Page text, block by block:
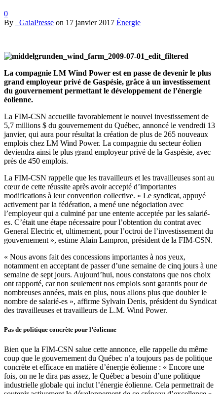
0
By
_GaiaPresse on 17 janvier 2017 Énergie
La compagnie LM Wind Power est en passe de devenir le plus
grand employeur privé de Gaspésie, grâce à un investissement
du gouvernement permettant le développement de l’énergie
éolienne.
La FIM-CSN accueille favorablement le nouvel investissement de
5,7 millions $ du gouvernement du Québec, annoncé le vendredi 13
janvier, qui aura pour résultat la création de plus de 265 nouveaux
emplois chez LM Wind Power. La compagnie du secteur éolien
deviendra ainsi le plus grand employeur privé de la Gaspésie, avec
près de 450 emplois.
La FIM-CSN rappelle que les travailleurs et les travailleuses sont au
cœur de cette réussite après avoir accepté d’importantes
modifications à leur convention collective. « Le syndicat, appuyé
activement par la fédération, a mené une négociation avec
l’employeur qui a culminé par une entente acceptée par les salarié-
es. C’était une étape nécessaire pour l’obtention du contrat avec
General Electric et, ultimement, pour l’octroi de l’investissement du
gouvernement », estime Alain Lampron, président de la FIM-CSN.
« Nous avons fait des concessions importantes à nos yeux,
notamment en acceptant de passer d’une semaine de cinq jours à une
semaine de sept jours. Aujourd’hui, nous constatons que nos choix
ont rapporté, car non seulement nos emplois sont garantis pour de
nombreuses années, mais en plus, nous allons plus que doubler le
nombre de salarié-es », affirme Sylvain Denis, président du Syndicat
des travailleuses et travailleurs de L.M. Wind Power.
Pas de politique concrète pour l’éolienne
Bien que la FIM-CSN salue cette annonce, elle rappelle du même
coup que le gouvernement du Québec n’a toujours pas de politique
concrète et efficace en matière d’énergie éolienne : « Encore une
fois, on ne le dira pas assez, le Québec a besoin d’une politique
industrielle globale qui inclut l’énergie éolienne. Cela permettrait de